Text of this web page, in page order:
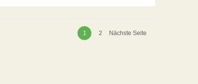
1 2 Nächste Seite